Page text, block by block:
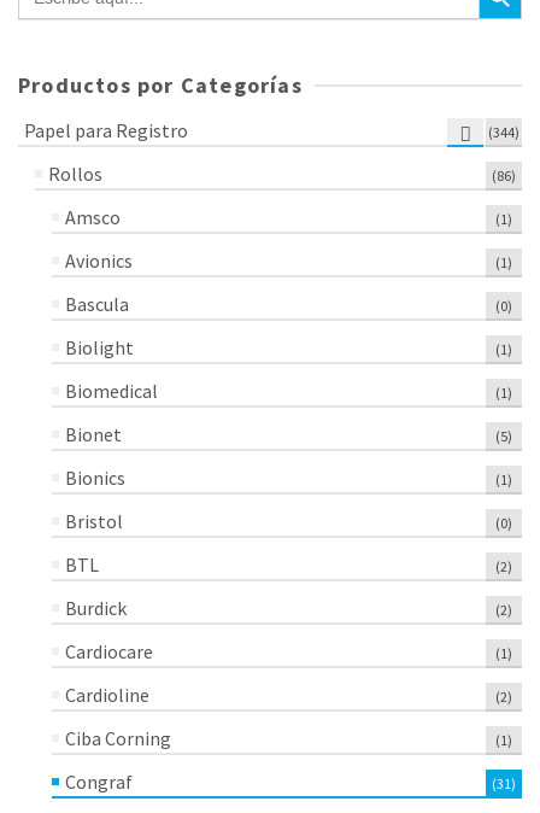
Productos por Categorías
Papel para Registro (344)
Rollos (86)
Amsco (1)
Avionics (1)
Bascula (0)
Biolight (1)
Biomedical (1)
Bionet (5)
Bionics (1)
Bristol (0)
BTL (2)
Burdick (2)
Cardiocare (1)
Cardioline (2)
Ciba Corning (1)
Congraf (31)